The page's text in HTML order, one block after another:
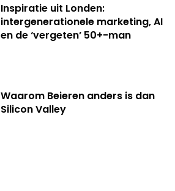
Inspiratie uit Londen:
intergenerationele marketing, AI
en de ‘vergeten’ 50+-man
Waarom Beieren anders is dan
Silicon Valley